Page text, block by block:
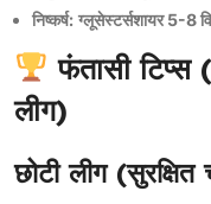
निष्कर्ष: ग्लूसेस्टर्सशायर 5-8
फंतासी
लीग)
छोटी लीग